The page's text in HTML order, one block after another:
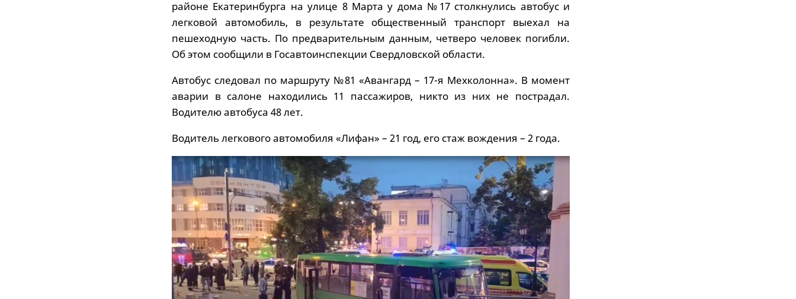
районе Екатеринбурга на улице 8 Марта у дома №17 столкнулись автобус и
легковой автомобиль, в результате общественный транспорт выехал на
пешеходную часть. По предварительным данным, четверо человек погибли.
Об этом сообщили в Госавтоинспекции Свердловской области.
Автобус следовал по маршруту №81 «Авангард – 17-я Мехколонна». В момент
аварии в салоне находились 11 пассажиров, никто из них не пострадал.
Водителю автобуса 48 лет.
Водитель легкового автомобиля «Лифан» – 21 год, его стаж вождения – 2 года.